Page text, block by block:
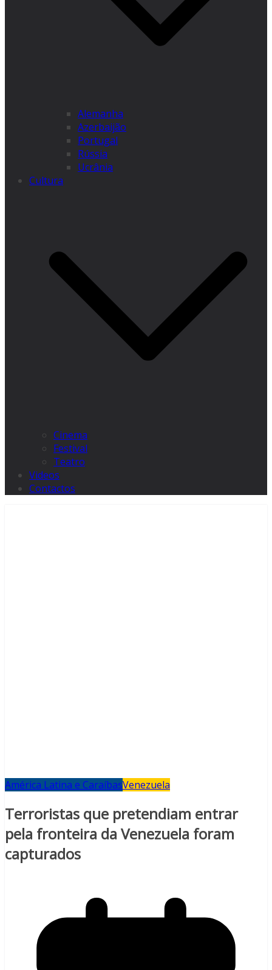
Alemanha
Azerbaijão
Portugal
Rússia
Ucrânia
Cultura
Cinema
Festival
Teatro
Videos
Contactos
América Latina e CaraíbasVenezuela
Terroristas que pretendiam entrar
pela fronteira da Venezuela foram
capturados